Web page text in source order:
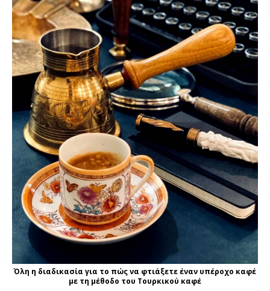
Όλη η διαδικασία για το πώς να φτιάξετε έναν υπέροχο καφέ
με τη μέθοδο του Τουρκικού καφέ